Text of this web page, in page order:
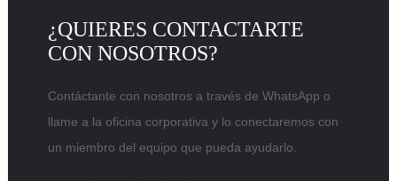
¿QUIERES CONTACTARTE
CON NOSOTROS?
Contáctante con nosotros a través de WhatsApp o
llame a la oficina corporativa y lo conectaremos con
un miembro del equipo que pueda ayudarlo.